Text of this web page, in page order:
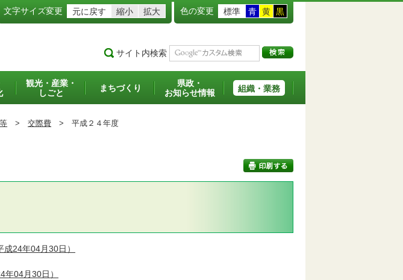
文字サイズ変更 元に戻す 縮小 拡大 色の変更 標準 青 黄 黒
サイト内検索
観光・産業・
しごと
まちづくり
県政・
お知らせ情報
組織・業務
> 交際費 > 平成２４年度
成24年04月30日）
年04月30日）